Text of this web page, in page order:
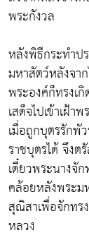
พระกังวล
หลังพิธีกระทำ
มหาสัตว์หลังจา
พระองค์ก็ทรงเ
เสด็จไปเข้าเฝ้
เมื่อถูกบุตรรักพั
ราชบุตรได้ จึง
เดี๋ยวพระนางจั
คล้อยหลังพระม
สุณิสาเพื่อจักทร
หลวง